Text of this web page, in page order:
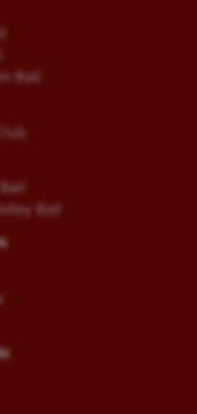
Ball
Ball